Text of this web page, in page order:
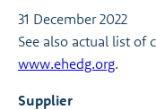
31 December 2022
See also actual list of
www.ehedg.org.
Supplier